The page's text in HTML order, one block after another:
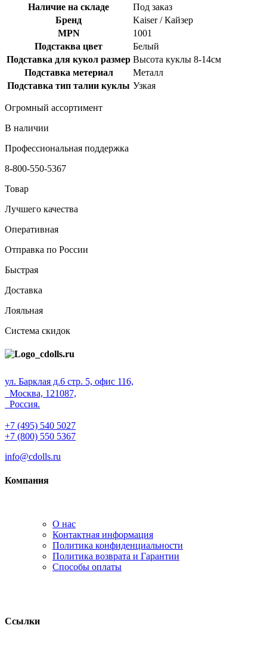
Наличие на складе
Под заказ
Бренд
Kaiser / Кайзер
MPN
1001
Подстаква цвет
Белый
Подставка для кукол размер Высота куклы 8-14см
Подставка метериал
Металл
Подставка тип талии куклы Узкая
Огромный ассортимент
В наличии
Профессиональная поддержка
8-800-550-5367
Товар
Лучшего качества
Оперативная
Отправка по России
Быстрая
Доставка
Лояльная
Система скидок
ул. Барклая д.6 стр. 5, офис 116,
Москва, 121087,
Россия.
+7 (495) 540 5027
+7 (800) 550 5367
info@cdolls.ru
Компания
О нас
Контактная информация
Политика конфиденциальности
Политика возврата и Гарантии
Способы оплаты
Ссылки